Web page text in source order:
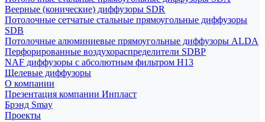
Веерные (конические) диффузоры SDR
Потолочные сетчатые стальные прямоугольные диффузоры
SDB
Потолочные алюминиевые прямоугольные диффузоры ALDA
Перфорированные воздухораспределители SDBP
NAF диффузоры с абсолютным фильтром Н13
Щелевые диффузоры
О компании
Презентация компании Инпласт
Брэнд Smay
Проекты